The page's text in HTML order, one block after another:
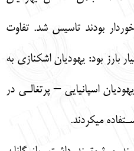
بودند تاسيس شد. تفاوت
بارز بود: يهوديان اشكنازي به
اسپانيايي – پرتغالـي در
مي‏كردند.